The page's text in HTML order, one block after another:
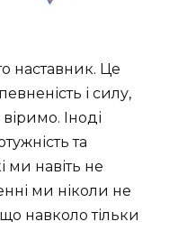
наставник. Це
і силу,
Іноді
та
ми навіть не
ми ніколи не
навколо тільки